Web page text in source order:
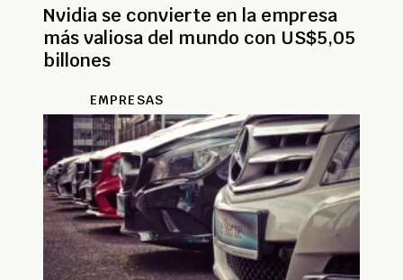
Nvidia se convierte en la empresa
más valiosa del mundo con US$5,05
billones
EMPRESAS